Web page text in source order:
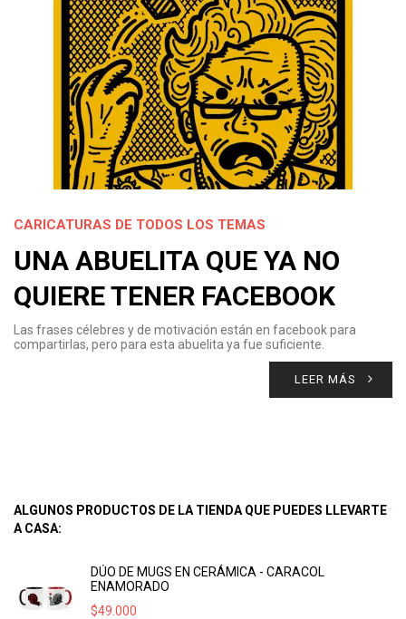
CARICATURAS DE TODOS LOS TEMAS
UNA ABUELITA QUE YA NO
QUIERE TENER FACEBOOK
Las frases célebres y de motivación están en facebook para
compartirlas, pero para esta abuelita ya fue suficiente.
LEER MÁS
ALGUNOS PRODUCTOS DE LA TIENDA QUE PUEDES LLEVARTE
A CASA:
DÚO DE MUGS EN CERÁMICA - CARACOL
ENAMORADO
$49.000